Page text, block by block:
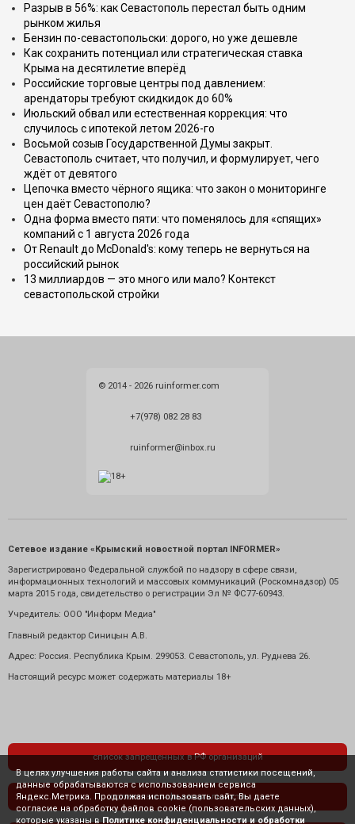
Разрыв в 56%: как Севастополь перестал быть одним
рынком жилья
Бензин по-севастопольски: дорого, но уже дешевле
Как сохранить потенциал или стратегическая ставка
Крыма на десятилетие вперёд
Российские торговые центры под давлением:
арендаторы требуют скидкидок до 60%
Июльский обвал или естественная коррекция: что
случилось с ипотекой летом 2026-го
Восьмой созыв Государственной Думы закрыт.
Севастополь считает, что получил, и формулирует, чего
ждёт от девятого
Цепочка вместо чёрного ящика: что закон о мониторинге
цен даёт Севастополю?
Одна форма вместо пяти: что поменялось для «спящих»
компаний с 1 августа 2026 года
От Renault до McDonald's: кому теперь не вернуться на
российский рынок
13 миллиардов — это много или мало? Контекст
севастопольской стройки
© 2014 - 2026 ruinformer.com
+7(978) 082 28 83
ruinformer@inbox.ru
Сетевое издание «Крымский новостной портал INFORMER»
Зарегистрировано Федеральной службой по надзору в сфере связи,
информационных технологий и массовых коммуникаций (Роскомнадзор) 05
марта 2015 года, свидетельство о регистрации Эл № ФС77-60943.
Учредитель: ООО "Информ Медиа"
Главный редактор Синицын А.В.
Адрес: Россия. Республика Крым. 299053. Севастополь, ул. Руднева 26.
Настоящий ресурс может содержать материалы 18+
список запрещенных в РФ организаций
политика конфиденциальности
В целях улучшения работы сайта и анализа статистики посещений,
данные обрабатываются с использованием сервиса
Яндекс.Метрика. Продолжая использовать сайт, Вы даете
согласие на обработку файлов cookie (пользовательских данных),
которые указаны в Политике конфиденциальности и обработки